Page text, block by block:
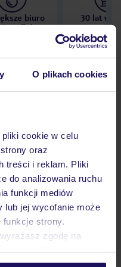
O plikach cookies
cookie w celu
oraz
treści i reklam. Pliki
do analizowania ruchu
funkcji mediów
lub jej wycofanie może
funkcje strony.
zgodę na
w zakładkę
biuro
w Polsce
30 lat w